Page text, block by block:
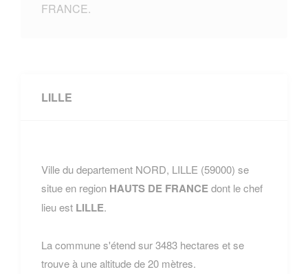
FRANCE.
LILLE
Ville du departement NORD, LILLE (59000) se
situe en region HAUTS DE FRANCEdont le chef
lieu est LILLE.
La commune s'étend sur 3483 hectares et se
trouve à une altitude de 20 mètres.